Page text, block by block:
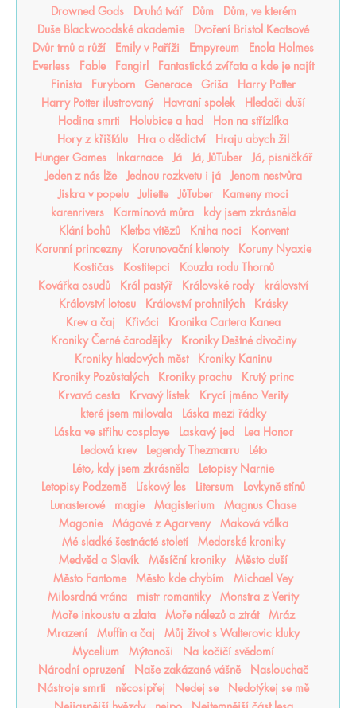
Drowned Gods
Druhá tvář Dům
Dům, ve kterém
Duše Blackwoodské akademie
Dvoření Bristol Keatsové
Dvůr trnů a růží
Emily v Paříži Empyreum
Enola Holmes
Everless
Fable Fangirl
Fantastická zvířata a kde je najít
Finista
Furyborn Generace Griša
Harry Potter
Harry Potter ilustrovaný
Havraní spolek
Hledači duší
Hodina smrti
Holubice a had
Hon na střízlíka
Hory z křišťálu
Hra o dědictví
Hraju abych žil
Hunger Games
Inkarnace Já Já, JůTuber
Já, pisničkář
Jeden z nás lže
Jednou rozkvetu i já
Jenom nestvůra
Jiskra v popelu
Juliette JůTuber
Kameny moci
karenrivers
Karmínová můra
kdy jsem zkrásněla
Klání bohů
Kletba vítězů Kniha noci
Konvent
Korunní princezny
Korunovační klenoty
Koruny Nyaxie
Kostičas
Kostitepci
Kouzla rodu Thornů
Kovářka osudů
Král pastýř Královské rody
království
Království lotosu
Království prohnilých
Krásky
Krev a čaj
Křiváci
Kronika Cartera Kanea
Kroniky Černé čarodějky
Kroniky Deštné divočiny
Kroniky hladových měst
Kroniky Kaninu
Kroniky Pozůstalých
Kroniky prachu
Krutý princ
Krvavá cesta
Krvavý lístek
Krycí jméno Verity
které jsem milovala
Láska mezi řádky
Láska ve střihu cosplaye
Laskavý jed
Lea Honor
Ledová krev
Legendy Thezmarru
Léto
Léto, kdy jsem zkrásněla
Letopisy Narnie
Letopisy Podzemě
Lískový les Litersum
Lovkyně stínů
Lunasterové
magie Magisterium
Magnus Chase
Magonie
Mágové z Agarveny
Maková válka
Mé sladké šestnácté století
Medorské kroniky
Medvěd a Slavík
Měsíční kroniky
Město duší
Město Fantome
Město kde chybím
Michael Vey
Milosrdná vrána
mistr romantiky
Monstra z Verity
Moře inkoustu a zlata
Moře nálezů a ztrát
Mráz
Mrazení
Muffin a čaj
Můj život s Walterovic kluky
Mycelium
Mýtonoši
Na kočičí svědomí
Národní opruzení
Naše zakázané vášně
Naslouchač
Nástroje smrti
něcosipřej Nedej se
Nedotýkej se mě